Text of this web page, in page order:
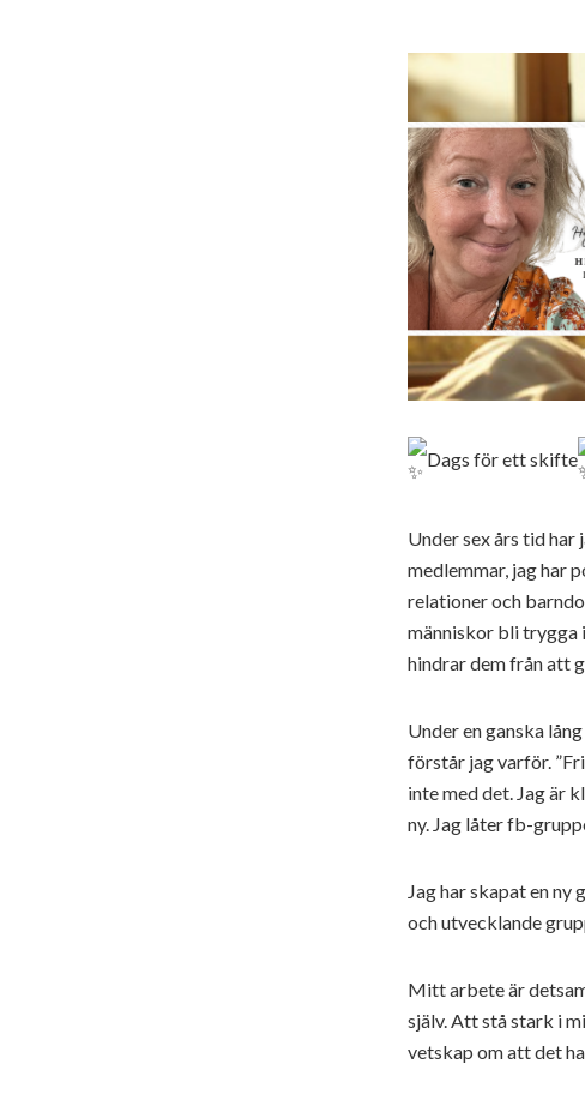
Dags för ett skifte
Under sex års tid har
medlemmar, jag har
relationer och
människor bli trygga
hindrar dem från att
Under en ganska
förstår jag varför.
inte med det. Jag är
ny. Jag låter fb-
Jag har skapat en
och utvecklande
Mitt arbete är
själv. Att stå stark i
vetskap om att det